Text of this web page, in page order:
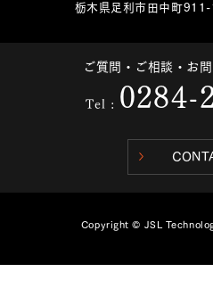
栃木県足利市田中町
ご質問・ご相談・お
Tel : 0284-
Copyright © JSL